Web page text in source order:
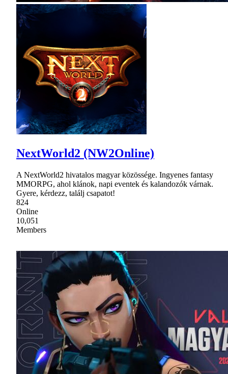
NextWorld2 (NW2Online)
A NextWorld2 hivatalos magyar közössége. Ingyenes fantasy
MMORPG, ahol klánok, napi eventek és kalandozók várnak.
Gyere, kérdezz, találj csapatot!
824
Online
10,051
Members